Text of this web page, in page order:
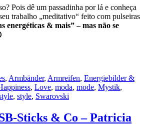
Pois dê um passadinha por lá e conheça
trabalho „meditativo“ feito com pulseiras
energéticas & mais” – mas não se
, Armbänder, Armreifen, Energiebilder &
, Love, moda, mode, Mystik,
, style, Swarovski
Sticks & Co – Patricia